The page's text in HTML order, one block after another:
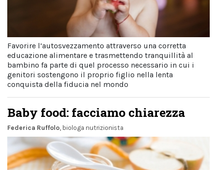
Favorire l’autosvezzamento attraverso una corretta
educazione alimentare e trasmettendo tranquillità al
bambino fa parte di quel processo necessario in cui i
genitori sostengono il proprio figlio nella lenta
conquista della fiducia nel mondo
Baby food: facciamo chiarezza
Federica Ruffolo, biologa nutrizionista